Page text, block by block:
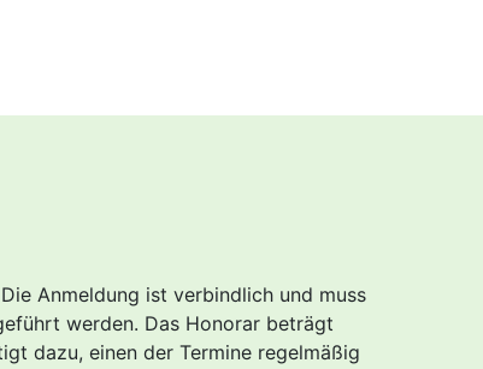
Anmeldung ist verbindlich und muss
werden. Das Honorar beträgt
dazu, einen der Termine regelmäßig